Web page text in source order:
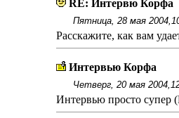
RE: Интервю Корфа
Пятница, 28 мая
Расскажите, как вам
Интервью Корфа
Четверг, 20 мая
Интервью просто супер